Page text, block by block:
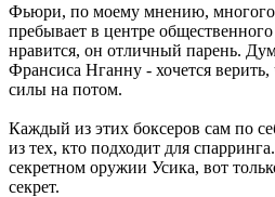
Фьюри, по моему мнению, многого
пребывает в центре
нравится, он отличный парень.
Франсиса Нганну - хочется верить,
силы на потом.
Каждый из этих боксеров сам по
из тех, кто подходит для
секретном оружии Усика, вот
секрет.